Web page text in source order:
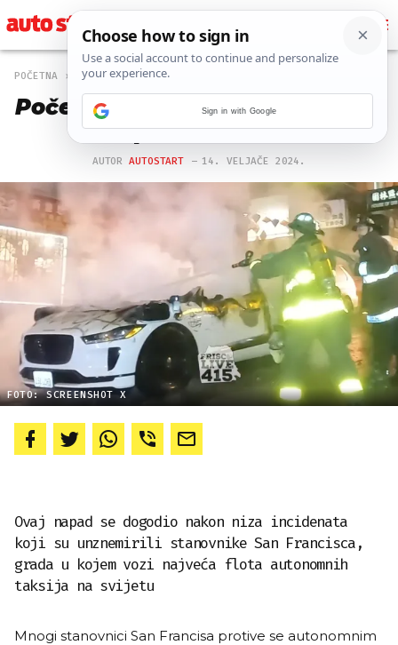
POČETNA OFF
Počeo rat ljudi i robota? U SAD-
u zapalili robotaksi
AUTORAUTOSTART 14. VELJAČE 2024.
FOTO: SCREENSHOT X
Ovaj napad se dogodio nakon niza incidenata
koji su unznemirili stanovnike San Francisca,
grada u kojem vozi najveća flota autonomnih
taksija na svijetu
Mnogi stanovnici San Francisa protive se autonomnim
Sign in with Google